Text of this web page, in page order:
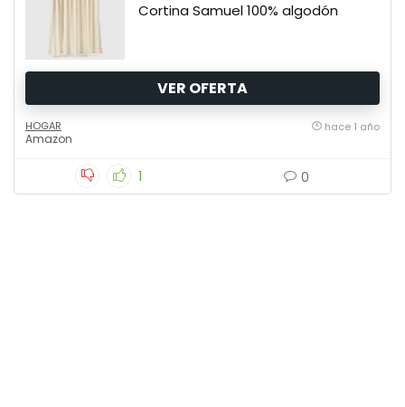
Cortina Samuel 100% algodón
VER OFERTA
HOGAR
Amazon
hace 1 año
1 0